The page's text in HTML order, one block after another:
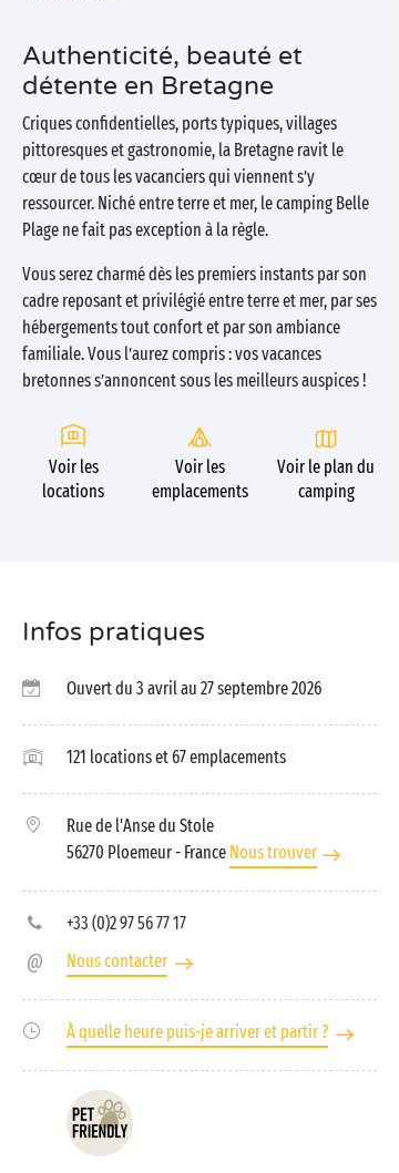
Authenticité, beauté et
détente en Bretagne
Criques confidentielles, ports typiques, villages
pittoresques et gastronomie, la Bretagne ravit le
cœur de tous les vacanciers qui viennent s’y
ressourcer. Niché entre terre et mer, le camping Belle
Plage ne fait pas exception à la règle.
Vous serez charmé dès les premiers instants par son
cadre reposant et privilégié entre terre et mer, par ses
hébergements tout confort et par son ambiance
familiale. Vous l’aurez compris : vos vacances
bretonnes s’annoncent sous les meilleurs auspices !
Voir les
locations
Voir les
emplacements
Voir le plan du
camping
Infos pratiques
Ouvert du 3 avril au 27 septembre 2026
121 locations et 67 emplacements
Rue de l'Anse du Stole
56270 Ploemeur- France Nous trouver
+33 (0)2 97 56 77 17
Nous contacter
À quelle heure puis-je arriver et partir ?